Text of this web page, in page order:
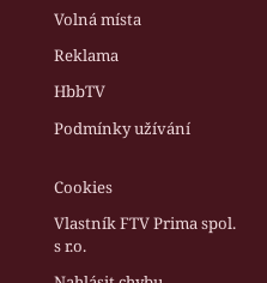
Volná místa
Reklama
HbbTV
Podmínky užívání
Cookies
Vlastník FTV Prima spol.
s r.o.